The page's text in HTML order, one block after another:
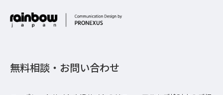
無料相談・お問い合わせ